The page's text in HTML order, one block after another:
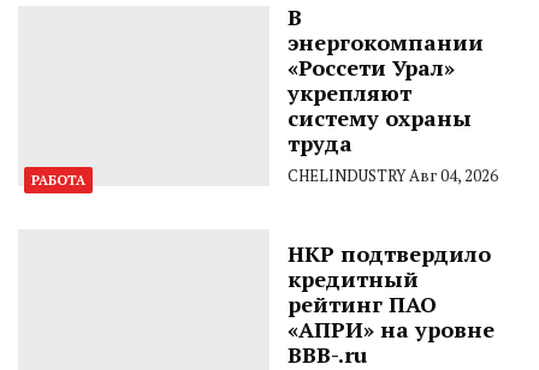
РАБОТА
В
энергокомпании
«Россети Урал»
укрепляют
систему охраны
труда
CHELINDUSTRYАвг 04, 2026
НКР подтвердило
кредитный
рейтинг ПАО
«АПРИ» на уровне
BBB-.ru